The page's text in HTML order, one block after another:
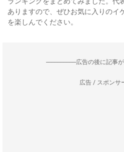
ありますので、ぜひお気に入りのイ
を楽しんでください。
--------------------広告の後に記事
広告 / スポンサ